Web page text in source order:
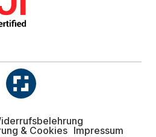
& Cookies Impressum